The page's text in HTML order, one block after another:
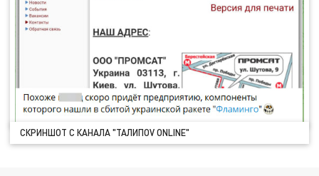
СКРИНШОТ С КАНАЛА "ТАЛИПОV ONLINE"